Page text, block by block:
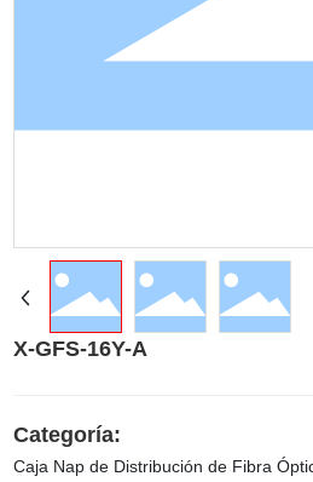
X-GFS-16Y-A
Categoría:
Caja Nap de Distribución de Fibra